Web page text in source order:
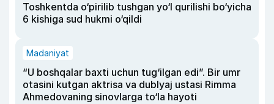
Toshkentda o‘pirilib tushgan yo‘l qurilishi bo‘yicha
6 kishiga sud hukmi o‘qildi
Madaniyat
“U boshqalar baxti uchun tug‘ilgan edi”. Bir umr
otasini kutgan aktrisa va dublyaj ustasi Rimma
Ahmedovaning sinovlarga to‘la hayoti